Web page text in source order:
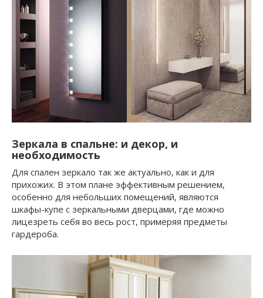
Зеркала в спальне: и декор, и
необходимость
Для спален зеркало так же актуально, как и для
прихожих. В этом плане эффективным решением,
особенно для небольших помещений, являются
шкафы-купе с зеркальными дверцами, где можно
лицезреть себя во весь рост, примеряя предметы
гардероба.